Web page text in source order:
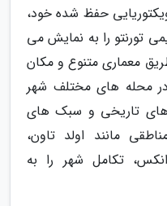
حفظ شده خود،
تورنتو را به نمایش می
طریق معماری متنوع و مکان
محله های مختلف شهر
تاریخی و سبک های
مانند اولد تاون،
تکامل شهر را به